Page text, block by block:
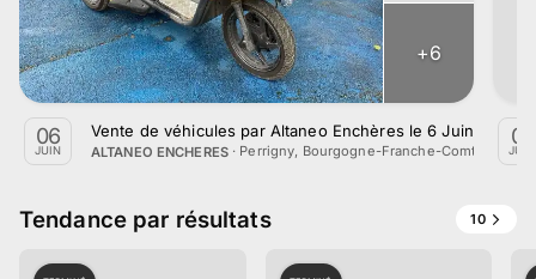
+6
06
JUIN
Vente de véhicules par Altaneo Enchères le 6 Juin 2026
ALTANEO ENCHERES· Perrigny, Bourgogne-Franche-Comté
07
JUIN
Tendance par résultats 10